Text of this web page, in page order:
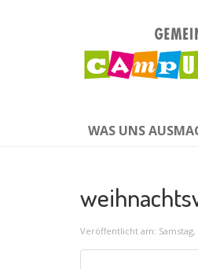
WAS UNS
Veröffentlicht am: Samstag,